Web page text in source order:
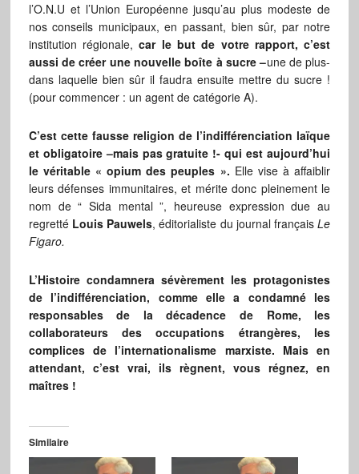
l’O.N.U et l’Union Européenne jusqu’au plus modeste de
nos conseils municipaux, en passant, bien sûr, par notre
institution régionale,car le but de votre rapport, c’est
aussi de créer une nouvelle boîte à sucre –une de plus-
dans laquelle bien sûr il faudra ensuite mettre du sucre !
(pour commencer : un agent de catégorie A).
C’est cette fausse religion de l’indifférenciation laïque
et obligatoire –mais pas gratuite !- qui est aujourd’hui
le véritable « opium des peuples ». Elle vise à affaiblir
leurs défenses immunitaires, et mérite donc pleinement le
nom de “ Sida mental ”, heureuse expression due au
regrettéLouis Pauwels, éditorialiste du journal françaisLe
Figaro.
L’Histoire condamnera sévèrement les protagonistes
de l’indifférenciation, comme elle a condamné les
responsables de la décadence de Rome, les
collaborateurs des occupations étrangères, les
complices de l’internationalisme marxiste. Mais en
attendant, c’est vrai, ils règnent, vous régnez, en
maîtres !
Similaire